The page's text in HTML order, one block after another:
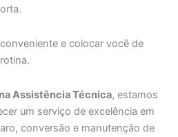
e colocar você de
Assistência Técnica, estamos
um serviço de excelência em
conversão e manutenção de